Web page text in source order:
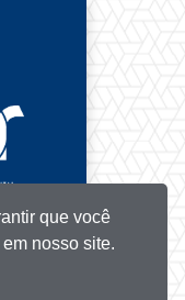
que você
nosso site.